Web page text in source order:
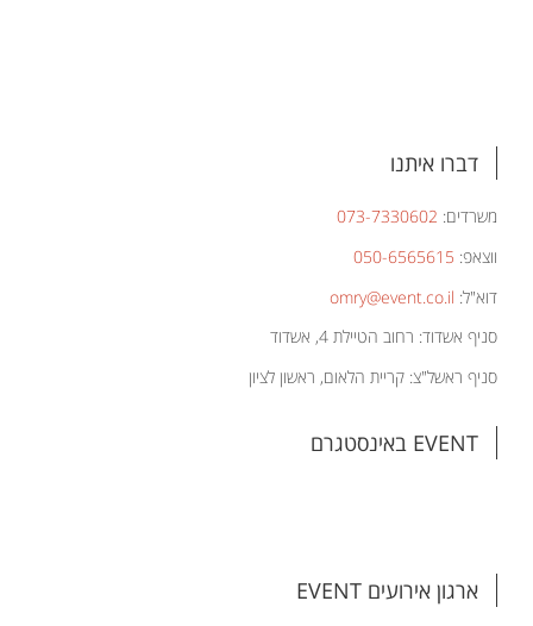
דברו איתנו
משרדים: 073-7330602
ווצאפ: 050-6565615
דוא"ל: omry@event.co.il
סניף אשדוד: רחוב הטיילת 4, אשדוד
סניף ראשל"צ: קריית הלאום, ראשון לציון
EVENT באינסטגרם
ארגון אירועים EVENT